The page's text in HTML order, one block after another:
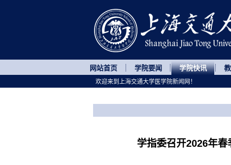
网站首页 学院要闻 学院快讯
学指委召开2026年
欢迎来到上海交通大学医学院新闻网！